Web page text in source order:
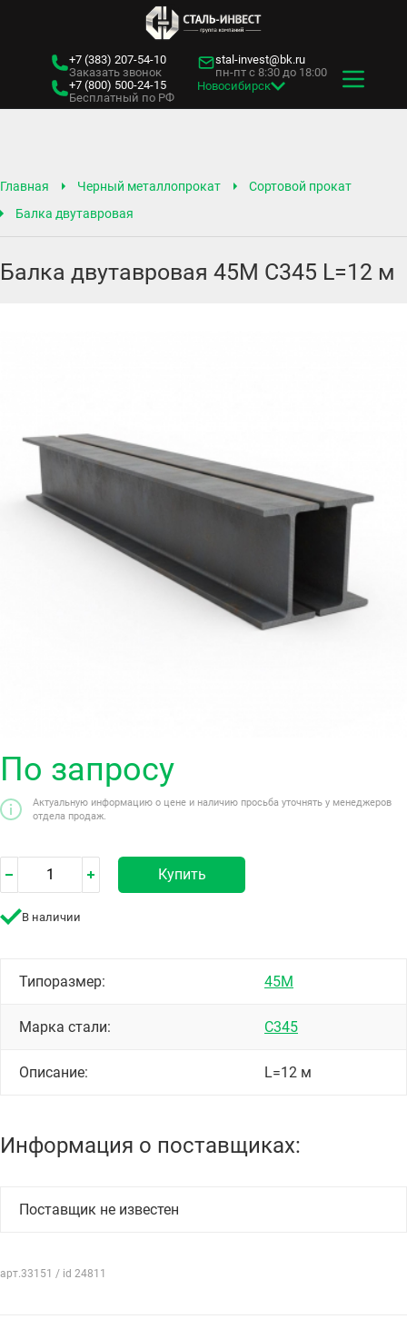
+7 (383) 207-54-10
Заказать звонок
+7 (800) 500-24-15
Бесплатный по РФ
stal-invest@bk.ru
пн-пт с 8:30 до 18:00
Новосибирск
Главная Черный металлопрокат
Сортовой прокат
Балка двутавровая
Балка двутавровая 45М С345 L=12 м
По запросу
Актуальную информацию о цене и наличию просьба уточнять у менеджеров
отдела продаж.
Купить
В наличии
Типоразмер: 45М
Марка стали: С345
Описание: L=12 м
Информация о поставщиках:
Поставщик не известен
арт.33151 / id 24811